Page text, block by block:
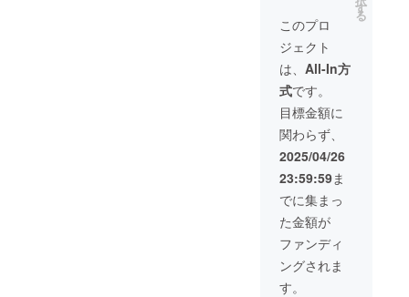
ます。
にご希
望のお
記載い
たしま
す。 ・
掲載場
所：
TRANK
SHONA
Nの公式
HP ・掲
載期
間：
2025年
5月1
管して
い。 ・
賞味期
限：お
届け商
品のラ
ベルに
表記 ・
製造者
井上 大
雅（茂
じいの
田ん
ぼ） ※
商品開
封前に
供され
たもの
です。
転売等
は固く
禁止い
たしま
す。
②HPへ
の氏名
掲載権
全ての
リター
ン品に
付属し
ます。
公式HP
にご希
先着1名
様限定
で、現
役プロ
サッ
カー選
手・原
輝綺選
手の実
使用サ
イン入
りスパ
イク
（※）を
お送り
いたし
ます。
※原選手
のご厚
す
る
このプロ
ジェクト
は、 All-In方
式です。
目標金額に
関わらず、
2025/04/26
23:59:59ま
でに集まっ
た金額が
ファンディ
ングされま
す。